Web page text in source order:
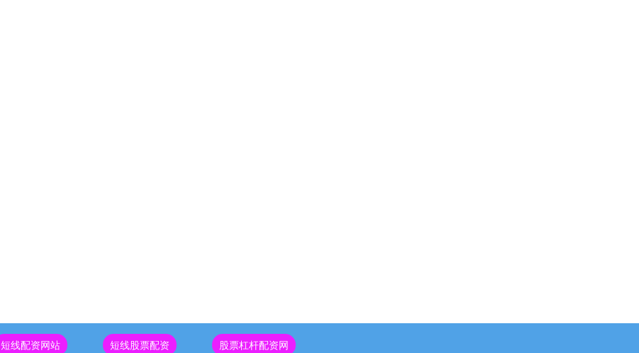
短线配资网站 短线股票配资 股票杠杆配资网